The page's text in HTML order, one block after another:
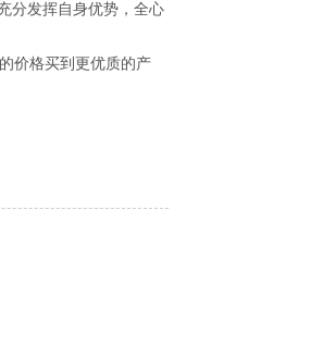
分发挥自身优势，全心
价格买到更优质的产